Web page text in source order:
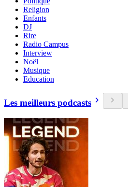
Religion
Enfants
DJ
Rire
Radio Campus
Interview
Noël
Musique
Education
Les meilleurs podcasts